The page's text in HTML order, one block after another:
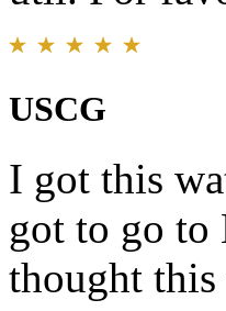
USCG
I got this
got to go to
thought